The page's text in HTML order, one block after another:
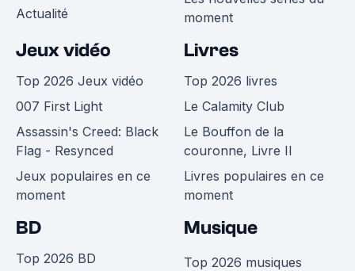
Actualité
moment
Jeux vidéo
Top 2026 Jeux vidéo
007 First Light
Assassin's Creed: Black
Flag - Resynced
Jeux populaires en ce
moment
Livres
Top 2026 livres
Le Calamity Club
Le Bouffon de la
couronne, Livre II
Livres populaires en ce
moment
BD
Top 2026 BD
Musique
Top 2026 musiques